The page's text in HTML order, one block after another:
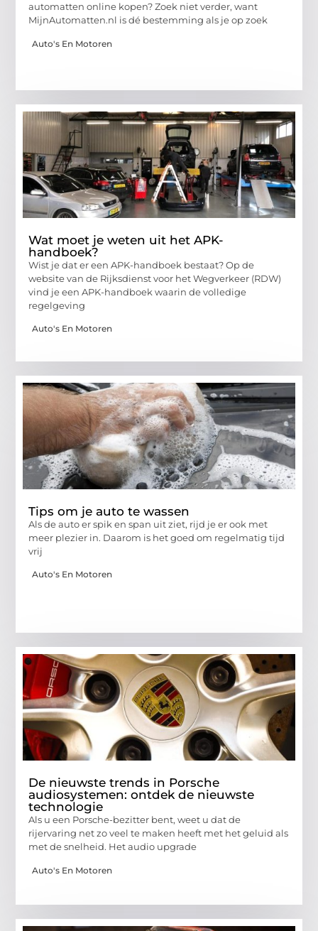
automatten online kopen? Zoek niet verder, want
MijnAutomatten.nl is dé bestemming als je op zoek
Auto's En Motoren
Wat moet je weten uit het APK-
handboek?
Wist je dat er een APK-handboek bestaat? Op de
website van de Rijksdienst voor het Wegverkeer (RDW)
vind je een APK-handboek waarin de volledige
regelgeving
Auto's En Motoren
Tips om je auto te wassen
Als de auto er spik en span uit ziet, rijd je er ook met
meer plezier in. Daarom is het goed om regelmatig tijd
vrij
Auto's En Motoren
De nieuwste trends in Porsche
audiosystemen: ontdek de nieuwste
technologie
Als u een Porsche-bezitter bent, weet u dat de
rijervaring net zo veel te maken heeft met het geluid als
met de snelheid. Het audio upgrade
Auto's En Motoren